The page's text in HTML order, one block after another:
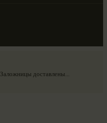
Заложницы доставлены...